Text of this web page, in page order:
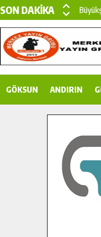
SON DAKİKA
İlçe
GÖKSUN ANDIRIN